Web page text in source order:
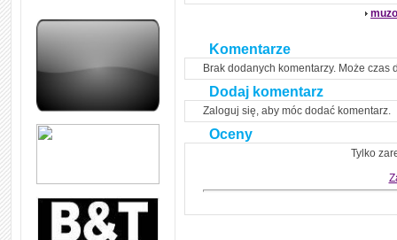
zapamiętasz
zrozumiale wytłumaczył, na
(reported speech) w języku
angielskim
dłużej!
Komentarze
Brak dodanych komentarzy. Może czas
Dodaj komentarz
Zaloguj się, aby móc dodać komentarz.
Oceny
Tylko